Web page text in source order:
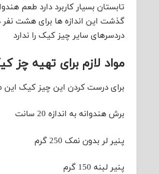
تابستان بسیار کاربرد دارد طعم
گذشت این اندازه ها برای هشت
دردسرهای سایر چیز کیک را ندارد
مواد لازم برای تهیه چز
برای درست کردن این چیز کیک این
برش هندوانه به اندازه 20 سانت
پنیر لر بدون نمک 250 گرم
پنیر لبنه 150 گرم